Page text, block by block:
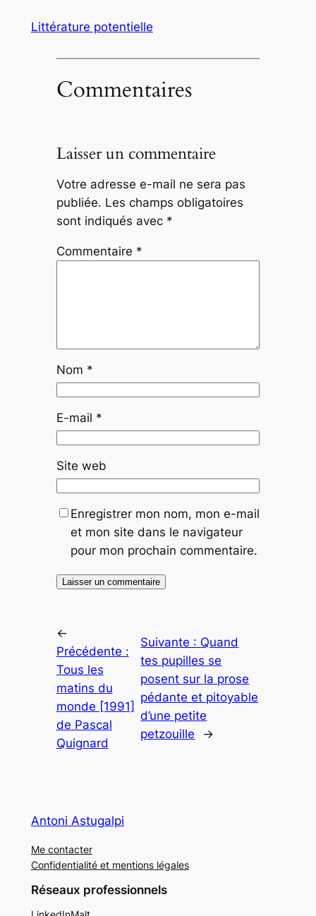
Littérature potentielle
Commentaires
Laisser un commentaire
Votre adresse e-mail ne sera pas
publiée. Les champs obligatoires
sont indiqués avec *
Commentaire *
Nom *
E-mail *
Site web
Enregistrer mon nom, mon e-mail
et mon site dans le navigateur
pour mon prochain commentaire.
←
Précédente :
Tous les
matins du
monde [1991]
de Pascal
Quignard
Suivante : Quand
tes pupilles se
posent sur la prose
pédante et pitoyable
d’une petite
petzouille
→
Antoni Astugalpi
Me contacter
Confidentialité et mentions légales
Réseaux professionnels